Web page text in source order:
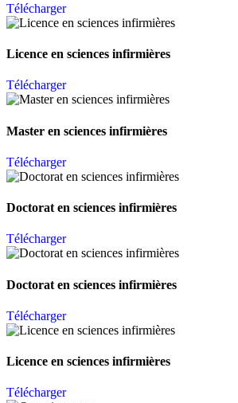
Télécharger
Licence en sciences infirmières
Télécharger
Master en sciences infirmières
Télécharger
Doctorat en sciences infirmières
Télécharger
Doctorat en sciences infirmières
Télécharger
Licence en sciences infirmières
Télécharger